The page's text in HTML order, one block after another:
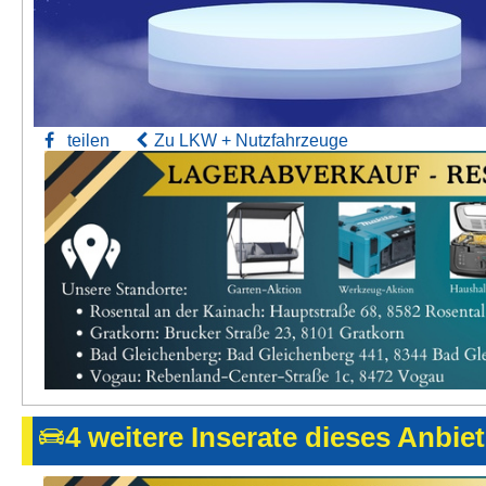
teilen Zu LKW + Nutzfahrzeuge
4 weitere Inserate dieses